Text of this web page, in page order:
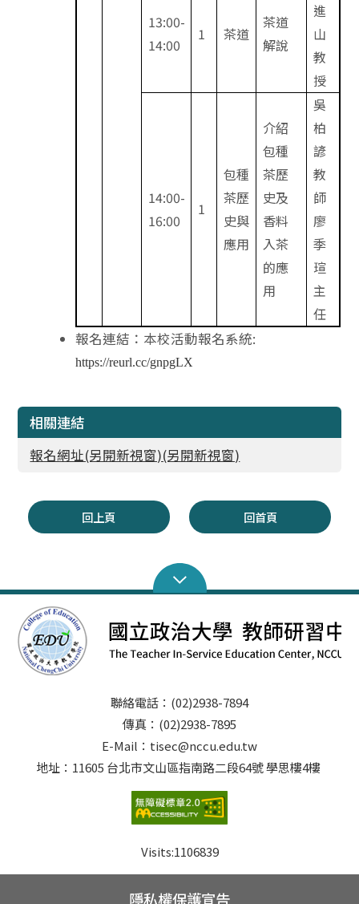
13:00-
14:00
1 茶道
茶道
解說
進
山
教
授
14:00-
16:00
1
包種
茶歷
史與
應用
介紹
包種
茶歷
史及
香料
入茶
的應
用
吳
柏
諺
教
師
廖
季
瑄
主
任
報名連結：本校活動報名系統:
https://reurl.cc/gnpgLX
相關連結
報名網址(另開新視窗)(另開新視窗)
回上頁 回首頁
聯絡電話：(02)2938-7894
傳真：(02)2938-7895
E-Mail：tisec@nccu.edu.tw
地址：11605 台北市文山區指南路二段64號 學思樓4樓
Visits:1106839
隱私權保護宣告